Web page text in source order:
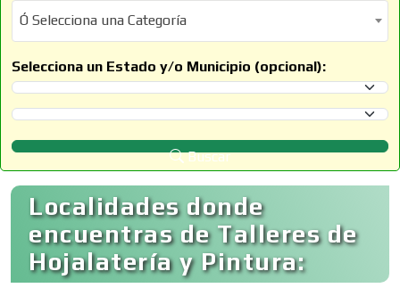
Ó Selecciona una Categoría
Ó Selecciona una Categoría
Selecciona un Estado y/o Municipio (opcional):
Selecciona un Estado
Selecciona un Municipio
Buscar
Localidades donde
encuentras de Talleres de
Hojalatería y Pintura: